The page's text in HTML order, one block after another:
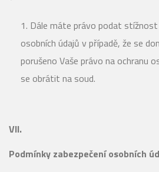
Dále máte právo podat stížnost
osobních údajů v případě, že se
porušeno Vaše právo na ochranu
se obrátit na soud.
VII.
Podmínky zabezpečení osobních